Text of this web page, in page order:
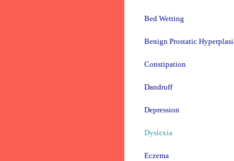
Bed Wetting
Benign Prostatic
Constipation
Dandruff
Depression
Dyslexia
Eczema